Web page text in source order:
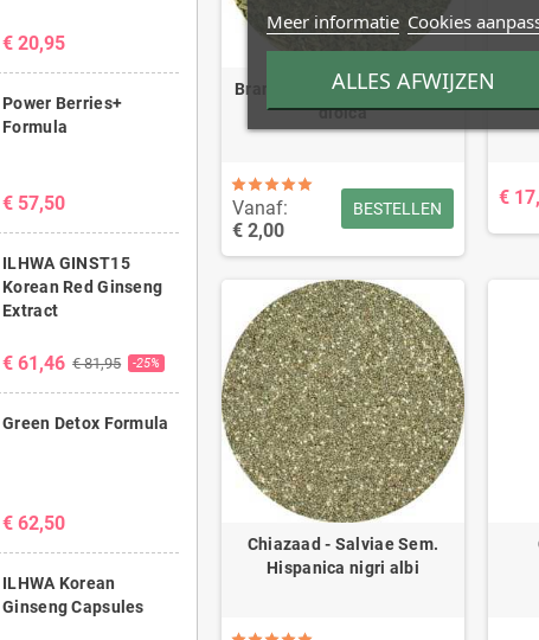
€ 20,95
Power Berries+
Formula
€ 57,50
ILHWA GINST15
Korean Red Ginseng
Extract
€ 61,46 € 81,95 -25%
Green Detox Formula
€ 62,50
ILHWA Korean
Ginseng Capsules
Brandnetel (Kruid) - Urticae
dioica
Vanaf:
€ 2,00
BESTELLEN €
Chiazaad - Salviae Sem.
Hispanica nigri albi
Meer informatie Cookies
ALLES AFWIJZEN